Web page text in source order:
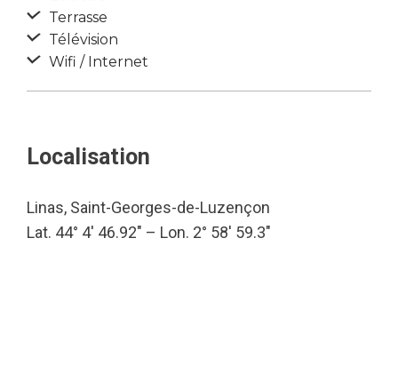
Terrasse
Télévision
Wifi / Internet
Localisation
Linas, Saint-Georges-de-Luzençon
Lat. 44° 4′ 46.92″ – Lon. 2° 58′ 59.3″